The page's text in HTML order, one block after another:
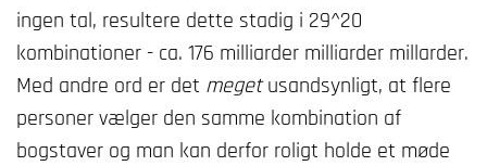
ingen tal, resultere dette stadig i 29^20
kombinationer - ca. 176 milliarder milliarder millarder.
Med andre ord er det megetusandsynligt, at flere
personer vælger den samme kombination af
bogstaver og man kan derfor roligt holde et møde